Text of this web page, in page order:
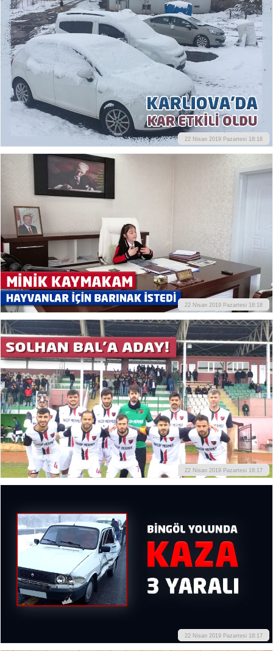
22 Nisan 2019 Pazartesi 18:18
22 Nisan 2019 Pazartesi 18:18
22 Nisan 2019 Pazartesi 18:17
22 Nisan 2019 Pazartesi 18:17